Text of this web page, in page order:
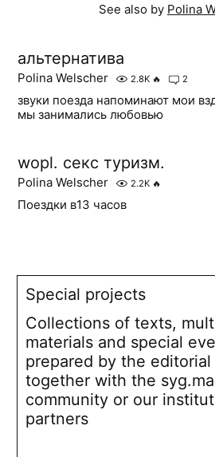
See also by Polina
альтернатива
Polina Welscher 2.8K 🔥 2
звуки поезда напоминают мои
мы занимались любовью
wopl. секс туризм.
Polina Welscher 2.2K 🔥
Поездки в13 часов
Special projects
Collections of texts,
materials and special
prepared by the editorial
together with the syg.ma
community or our
partners